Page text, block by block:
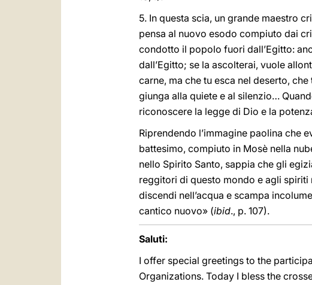
5. In questa scia, un grande maestro
pensa al nuovo esodo compiuto dai
condotto il popolo fuori dall’Egitto:
dall’Egitto; se la ascolterai, vuole
carne, ma che tu esca nel deserto,
giunga alla quiete e al silenzio…
riconoscere la legge di Dio e la
Riprendendo l’immagine paolina che
battesimo, compiuto in Mosè nella
nello Spirito Santo, sappia che gli
reggitori di questo mondo e agli spiriti
discendi nell’acqua e scampa
cantico nuovo» (ibid., p. 107).
Saluti:
I offer special greetings to the
Organizations. Today I bless the